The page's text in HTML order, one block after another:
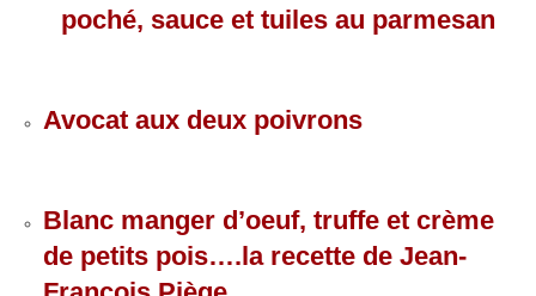
poché, sauce et tuiles au parmesan
Avocat aux deux poivrons
Blanc manger d’oeuf, truffe et crème
de petits pois….la recette de Jean-